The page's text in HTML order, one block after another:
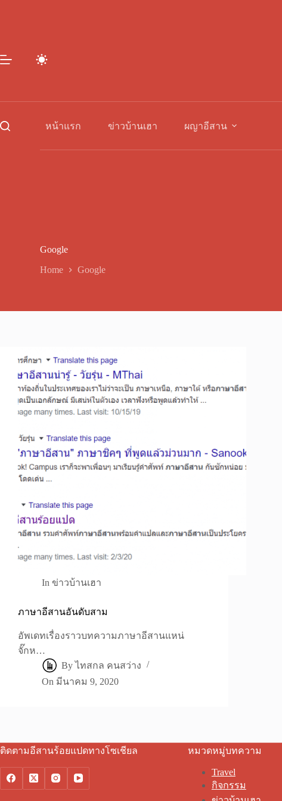
หน้าแรก ข่าวบ้านเฮา ผญาอีสาน
Google
Home Google
In ข่าวบ้านเฮา
ภาษาอีสานอันดับสาม
อัพเดทเรื่องราวบทความภาษาอีสานแหน่
จั๊กห…
By ไทสกล คนสว่าง
On มีนาคม 9, 2020
ติดตามอีสานร้อยแปดทางโซเชียล หมวดหมู่บทความ
Travel
กิจกรรม